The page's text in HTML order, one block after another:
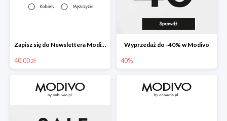
Zapisz się do Newslettera Modivo i odbierz 40 zł na zakupy
40.00 zł
Wyprzedaż do -40% w Modivo
40%